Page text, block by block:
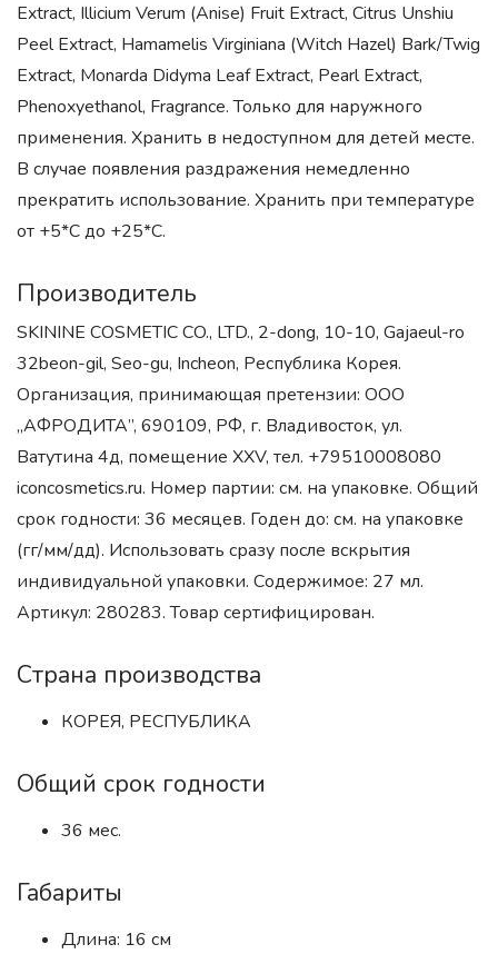
Extract, Illicium Verum (Anise) Fruit Extract, Citrus Unshiu
Peel Extract, Hamamelis Virginiana (Witch Hazel) Bark/Twig
Extract, Monarda Didyma Leaf Extract, Pearl Extract,
Phenoxyethanol, Fragrance. Только для наружного
применения. Хранить в недоступном для детей месте.
В случае появления раздражения немедленно
прекратить использование. Хранить при температуре
от +5*С до +25*С.
Производитель
SKININE COSMETIC CO., LTD., 2-dong, 10-10, Gajaeul-ro
32beon-gil, Seo-gu, Incheon, Республика Корея.
Организация, принимающая претензии: ООО
„АФРОДИТА”, 690109, РФ, г. Владивосток, ул.
Ватутина 4д, помещение XXV, тел. +79510008080
iconcosmetics.ru. Номер партии: см. на упаковке. Общий
срок годности: 36 месяцев. Годен до: см. на упаковке
(гг/мм/дд). Использовать сразу после вскрытия
индивидуальной упаковки. Содержимое: 27 мл.
Артикул: 280283. Товар сертифицирован.
Страна производства
КОРЕЯ, РЕСПУБЛИКА
Общий срок годности
36 мес.
Габариты
Длина: 16 см